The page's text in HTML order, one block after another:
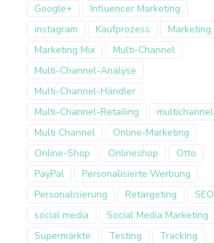
Google+
Influencer Marketing
instagram
Kaufprozess
Marketing
Marketing Mix
Multi-Channel
Multi-Channel-Analyse
Multi-Channel-Händler
Multi-Channel-Retailing
multichannel
Multi Channel
Online-Marketing
Online-Shop
Onlineshop
Otto
PayPal
Personalisierte Werbung
Personalisierung
Retargeting
SEO
social media
Social Media Marketing
Supermärkte
Testing
Tracking